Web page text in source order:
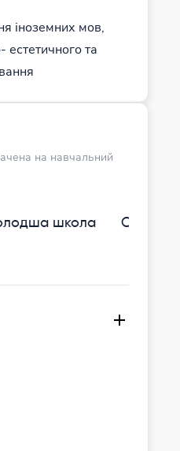
іноземних мов,
естетичного та
на навчальний
школа